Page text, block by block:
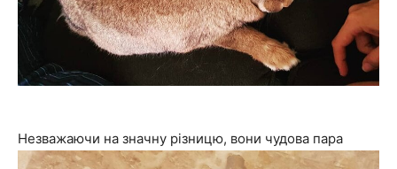
Незважаючи на значну різницю, вони чудова пара